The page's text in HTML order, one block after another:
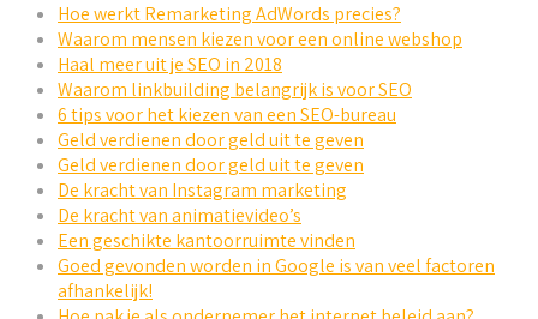
Hoe werkt Remarketing AdWords precies?
Waarom mensen kiezen voor een online webshop
Haal meer uit je SEO in 2018
Waarom linkbuilding belangrijk is voor SEO
6 tips voor het kiezen van een SEO-bureau
Geld verdienen door geld uit te geven
Geld verdienen door geld uit te geven
De kracht van Instagram marketing
De kracht van animatievideo’s
Een geschikte kantoorruimte vinden
Goed gevonden worden in Google is van veel factoren
afhankelijk!